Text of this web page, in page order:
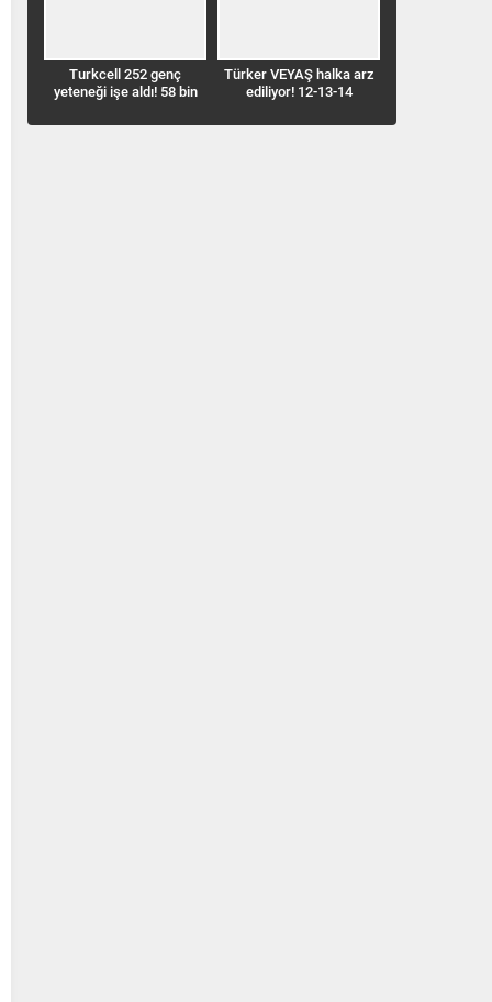
Turkcell 252 genç
yeteneği işe aldı! 58 bin
Türker VEYAŞ halka arz
ediliyor! 12-13-14
toplayacak